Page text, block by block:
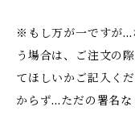
※もし万が一ですが…
う場合は、ご注文の
てほしいかご記入く
からず…ただの署名な